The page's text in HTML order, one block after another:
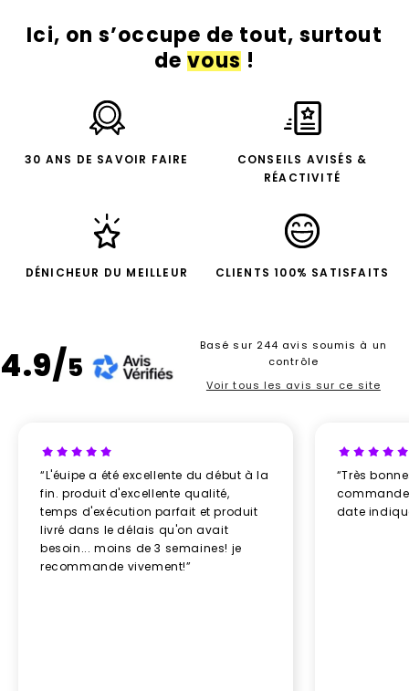
Ici, on s’occupe de tout, surtout
devous!
30 ANS DE SAVOIR FAIRE
CONSEILS AVISÉS &
RÉACTIVITÉ
DÉNICHEUR DU MEILLEUR CLIENTS 100% SATISFAITS
4.9/5
Basé sur 244 avis soumis à un
contrôle
Voir tous les avis sur ce site
“L'éuipe a été excellente du début à la
fin. produit d'excellente qualité,
temps d'exécution parfait et produit
livré dans le délais qu'on avait
besoin... moins de 3 semaines! je
recommande vivement!”
“Très
date